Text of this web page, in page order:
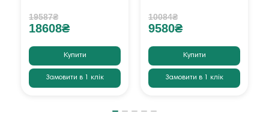
19587₴
18608₴
Купити
Замовити в 1 клік
10084₴
9580₴
Купити
Замовити в 1 клік